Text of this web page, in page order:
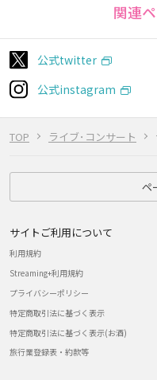
TOP ライブ･コンサート
関連
公式twitter
公式instagram
ペ
サイトご利用について
利用規約
Streaming+利用規約
プライバシーポリシー
特定商取引法に基づく表示
特定商取引法に基づく表示(お酒)
旅行業登録表・約款等